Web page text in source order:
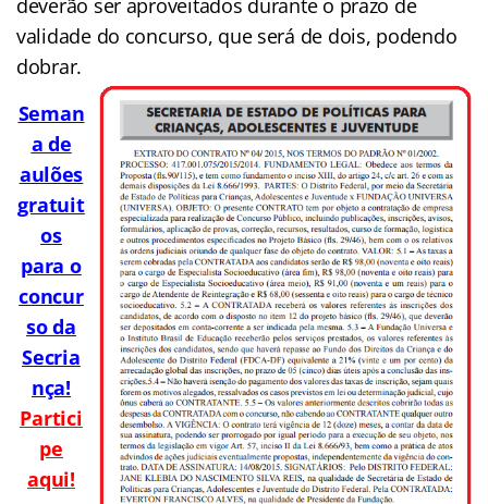
validade do concurso, que será de dois, podendo
dobrar.
Seman
a de
aulões
gratuit
os
para o
concur
so da
Secria
nça!
Partici
pe
aqui!